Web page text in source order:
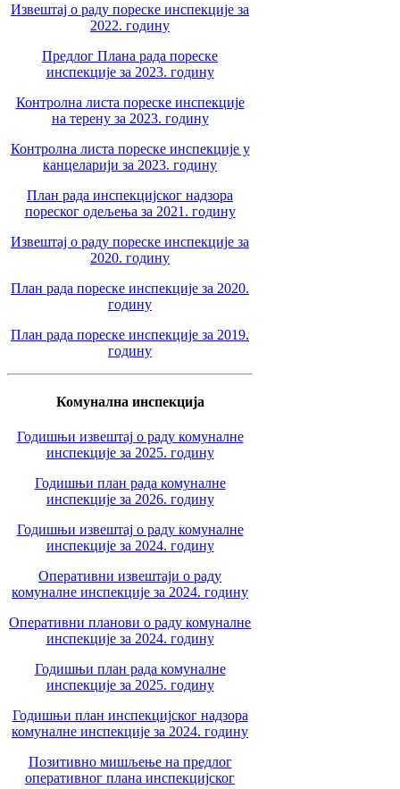
Извештај о раду пореске инспекције за
2022. годину
Предлог Плана рада пореске
инспекције за 2023. годину
Контролна листа пореске инспекције
на терену за 2023. годину
Контролна листа пореске инспекције у
канцеларији за 2023. годину
План рада инспекцијског надзора
пореског одељења за 2021. годину
Извештај о раду пореске инспекције за
2020. годину
План рада пореске инспекције за 2020.
годину
План рада пореске инспекције за 2019.
годину
Комунална инспекција
Годишњи извештај о раду комуналне
инспекције за 2025. годину
Годишњи план рада комуналне
инспекције за 2026. годину
Годишњи извештај о раду комуналне
инспекције за 2024. годину
Оперативни извештаји о раду
комуналне инспекције за 2024. годину
Оперативни планови о раду комуналне
инспекције за 2024. годину
Годишњи план рада комуналне
инспекције за 2025. годину
Годишњи план инспекцијског надзора
комуналне инспекције за 2024. годину
Позитивно мишљење на предлог
оперативног плана инспекцијског